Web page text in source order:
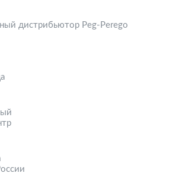
дистрибьютор Peg-Perego